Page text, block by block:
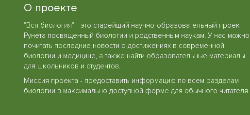
О проекте
"Вся биология" - это старейший научно-образовательный проект
Рунета посвященный биологии и родственным наукам. У нас можно
почитать последние новости о достижениях в современной
биологии и медицине, а также найти образовательные материалы
для школьников и студентов.
Миссия проекта - предоставить информацию по всем разделам
биологии в максимально доступной форме для обычного читателя.